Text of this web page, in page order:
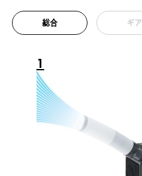
総合 ギア
1